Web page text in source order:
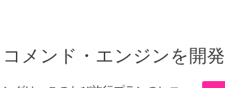
メンド・エンジンを開発